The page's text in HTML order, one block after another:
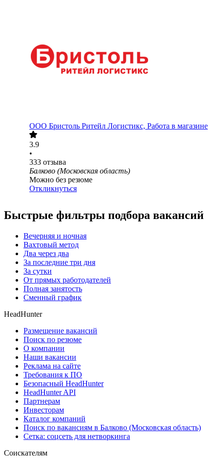
ООО Бристоль Ритейл Логистикс, Работа в магазине
3.9
•
333 отзыва
Балково (Московская область)
Можно без резюме
Откликнуться
Быстрые фильтры подбора вакансий
Вечерняя и ночная
Вахтовый метод
Два через два
За последние три дня
За сутки
От прямых работодателей
Полная занятость
Сменный график
HeadHunter
Размещение вакансий
Поиск по резюме
О компании
Наши вакансии
Реклама на сайте
Требования к ПО
Безопасный HeadHunter
HeadHunter API
Партнерам
Инвесторам
Каталог компаний
Поиск по вакансиям в Балково (Московская область)
Сетка: соцсеть для нетворкинга
Соискателям